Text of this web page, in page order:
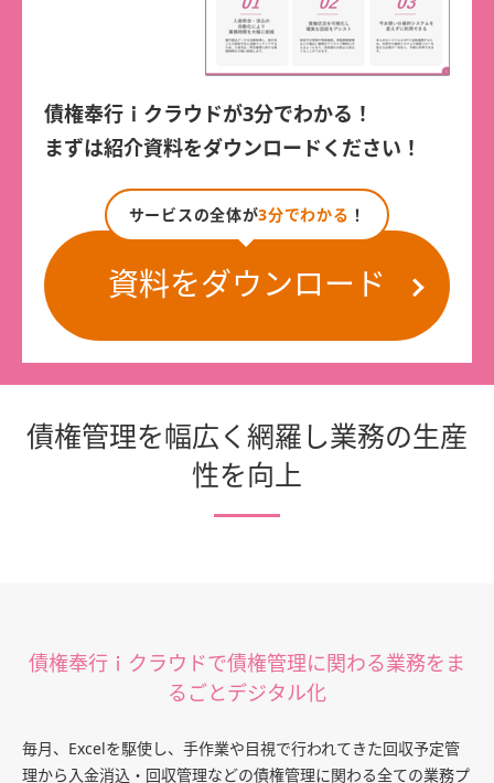
債権奉行ｉクラウドが3分でわかる！
まずは紹介資料をダウンロードください！
サービスの全体が3分でわかる ！
資料をダウンロード
債権管理を幅広く網羅し業務の生産
性を向上
債権奉行ｉクラウドで債権管理に関わる業務をま
るごとデジタル化
毎月、Excelを駆使し、手作業や目視で行われてきた回収予定管
理から入金消込・回収管理などの債権管理に関わる全ての業務プ